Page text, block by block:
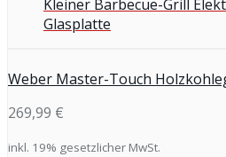
Kleiner Barbecue-Grill
Glasplatte
Weber Master-Touch
269,99 €
inkl. 19% gesetzlicher MwSt.